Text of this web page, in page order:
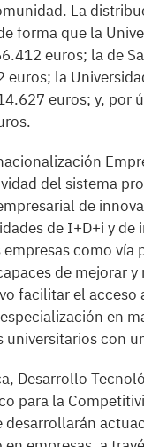
La
forma que la
euros; la de
la
euros; y, por
del sistema
de
de I+D+i y
como vía
de mejorar
facilitar el acceso
en
con
Desarrollo
para la